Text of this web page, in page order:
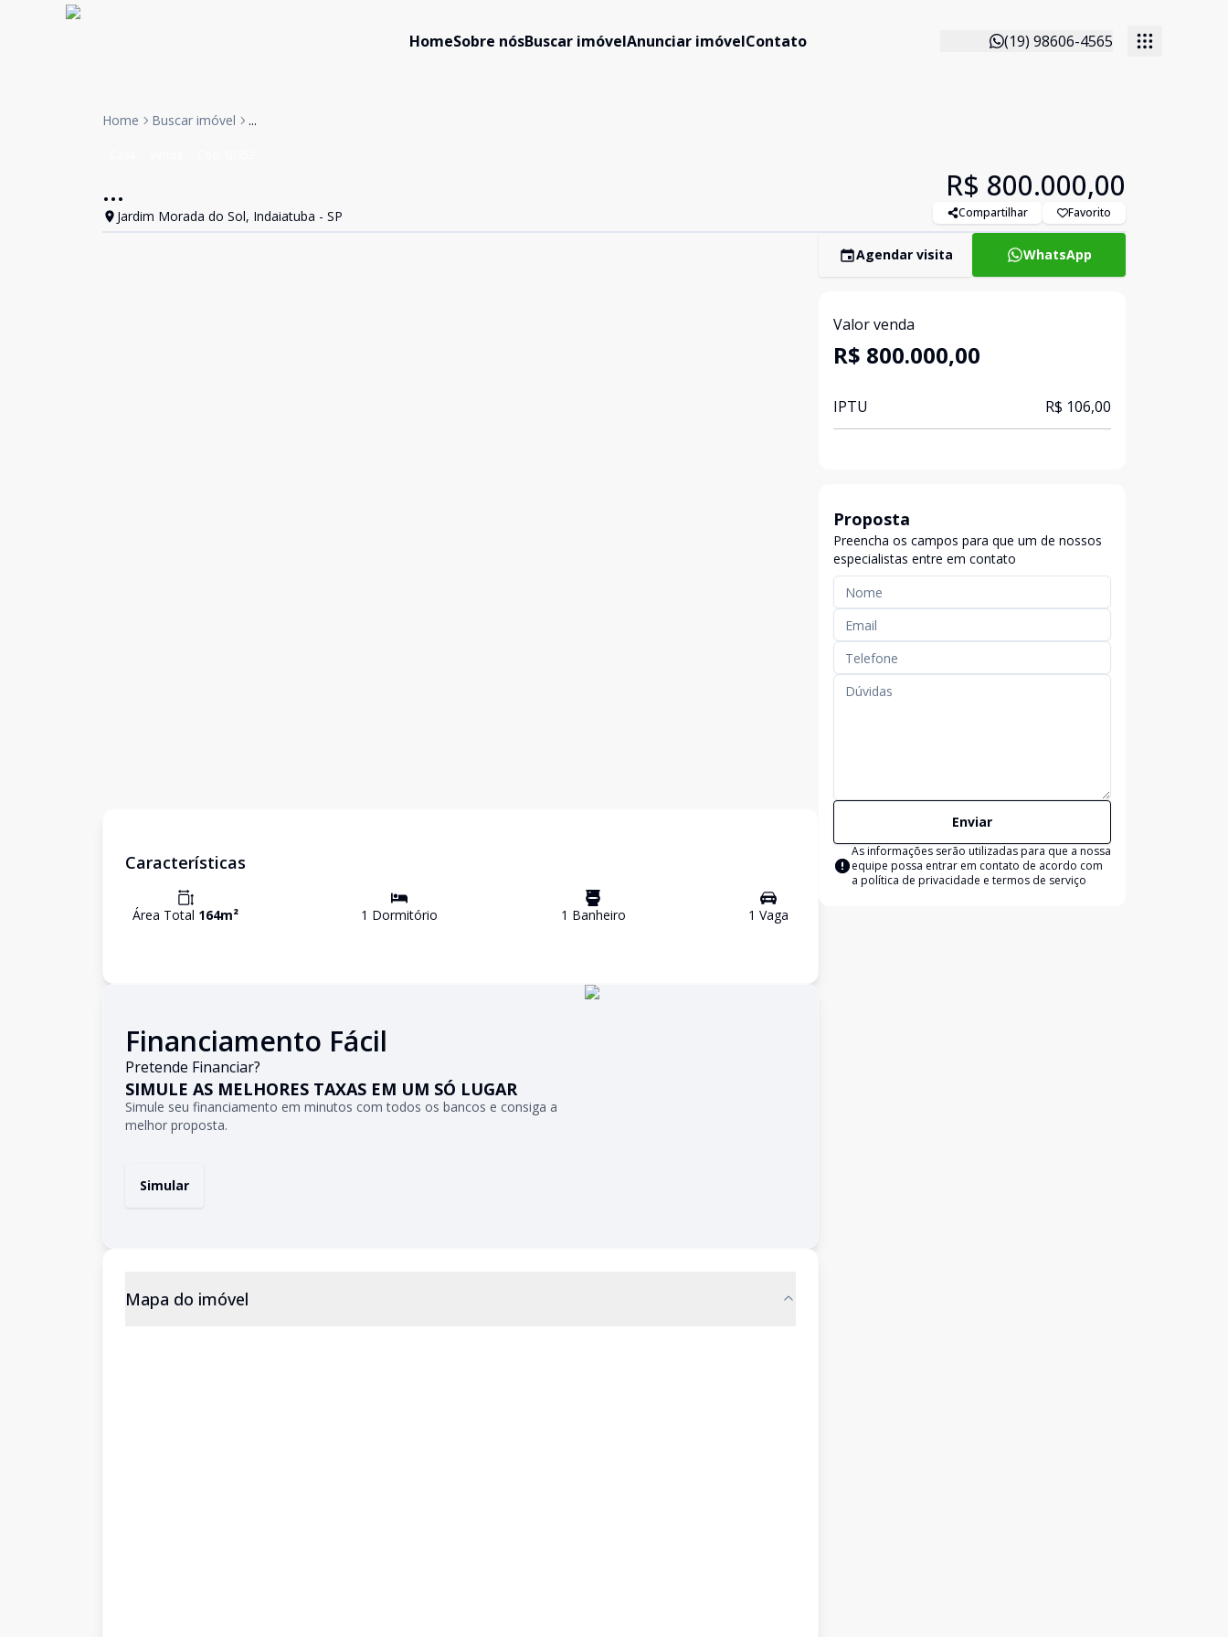
HomeSobre nósBuscar imóvelAnunciar imóvelContato (19) 98606-4565
Home Buscar imóvel ...
...
Jardim Morada do Sol, Indaiatuba - SP
R$ 800.000,00
Compartilhar Favorito
Características
Área Total 164m² 1 Dormitório 1 Banheiro 1 Vaga
Financiamento Fácil
Pretende Financiar?
SIMULE AS MELHORES TAXAS EM UM SÓ LUGAR
Simule seu financiamento em minutos com todos os bancos e consiga a
melhor proposta.
Simular
Mapa do imóvel
Agendar visita WhatsApp
Valor venda
R$ 800.000,00
IPTU R$ 106,00
Proposta
Preencha os campos para que um de nossos
especialistas entre em contato
Enviar
As informações serão utilizadas para que a nossa
equipe possa entrar em contato de acordo com
a política de privacidade e termos de serviço